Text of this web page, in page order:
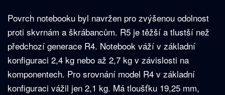
Povrch notebooku byl navržen pro zvýšenou odolnost
proti skvrnám a škrábancům. R5 je těžší a tlustší než
předchozí generace R4. Notebook váží v základní
konfiguraci 2,4 kg nebo až 2,7 kg v závislosti na
komponentech. Pro srovnání model R4 v základní
konfiguraci vážil jen 2,1 kg. Má tloušťku 19,25 mm,